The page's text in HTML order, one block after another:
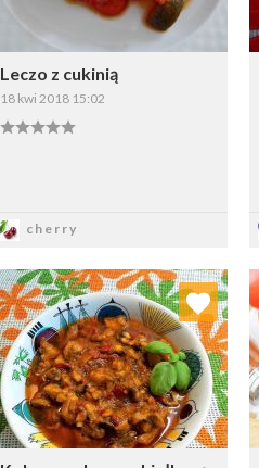
Leczo z cukinią
18 kwi 2018 15:02
cherry
Dodaj do ulubionych
Wybierz listę: